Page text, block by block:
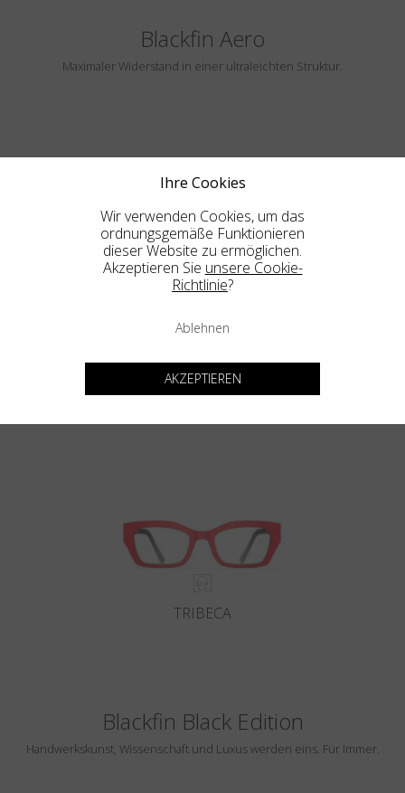
Blackfin Aero
Maximaler Widerstand in einer ultraleichten Struktur.
HAYLE
Blackfin Atlantic
Design in seiner reinsten Form, die integrierte Mechanik in ihrer
TRIBECA
Blackfin Black Edition
Handwerkskunst, Wissenschaft und Luxus werden eins. Für Immer.
Ihre Cookies
Wir verwenden Cookies, um das
ordnungsgemäße Funktionieren
dieser Website zu ermöglichen.
Akzeptieren Sie unsere Cookie-
Richtlinie?
Ablehnen
AKZEPTIEREN